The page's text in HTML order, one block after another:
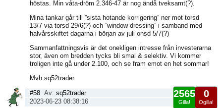
höstas. Min våta-dröm 2.346-47 är nog ändå tveksamt(?).
Mina tankar går till ”sista hotande korrigering” ner mot torsd
13/7 via torsd 29/6(?) och ”window dressing” i samband med
halvårsskiftet dagarna i början av juli onsd 5/7(?)
Sammanfattningsvis är det onekligen intresse från investerarna
stor, även om bredden tycks bli smal & selektiv. Vi kommer
troligen inte gå under 2.100, och se fram emot en het sommar!
Mvh sq52trader
0
Ogilla!
2565
Gilla!
#58 Av: sq52trader
2023-06-23 08:38:16